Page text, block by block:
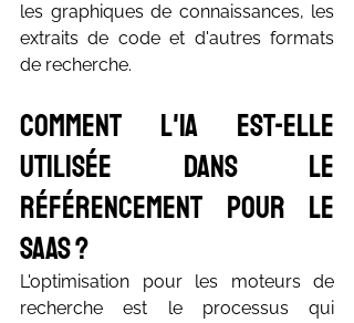
les graphiques de connaissances, les
extraits de code et d'autres formats
de recherche.
Comment l'IA est-elle
utilisée dans le
référencement pour le
SaaS ?
L'optimisation pour les moteurs de
recherche est le processus qui